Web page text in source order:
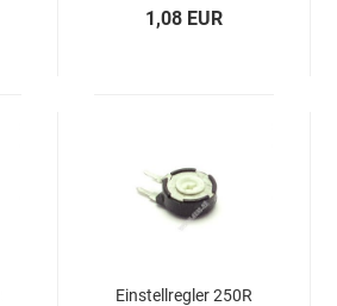
1,08 EUR
Einstellregler 250R